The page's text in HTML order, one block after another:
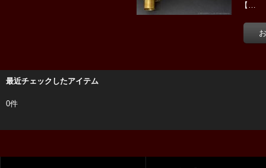
【…
最近チェックしたアイテム
0件